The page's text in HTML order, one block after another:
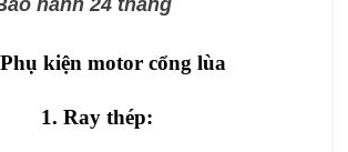
kiện motor cổng lùa
1. Ray thép: